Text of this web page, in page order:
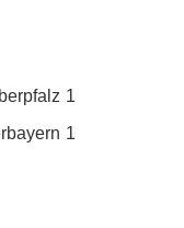
1
1